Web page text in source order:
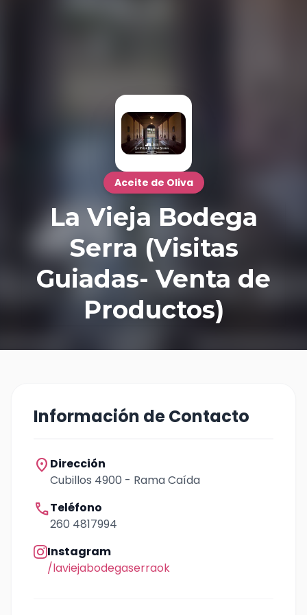
Aceite de Oliva
La Vieja Bodega
Serra (Visitas
Guiadas- Venta de
Productos)
Información de Contacto
location_on Dirección
Cubillos 4900 - Rama Caída
callTeléfono
260 4817994
Instagram
/laviejabodegaserraok